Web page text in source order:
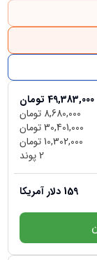
49,383,000 تومان
8,680,000 تومان
30,401,000تومان
10,302,000تومان
2پوند
159 دلار آمریکا